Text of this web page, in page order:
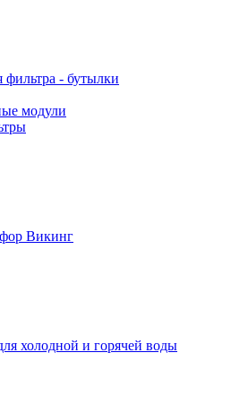
- бутылки
модули
Викинг
холодной и горячей воды